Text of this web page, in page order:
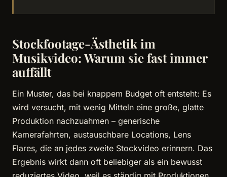
Stockfootage-Ästhetik im
Musikvideo: Warum sie fast immer
auffällt
Ein Muster, das bei knappem Budget oft entsteht: Es
wird versucht, mit wenig Mitteln eine große, glatte
Produktion nachzuahmen – generische
Kamerafahrten, austauschbare Locations, Lens
Flares, die an jedes zweite Stockvideo erinnern. Das
Ergebnis wirkt dann oft beliebiger als ein bewusst